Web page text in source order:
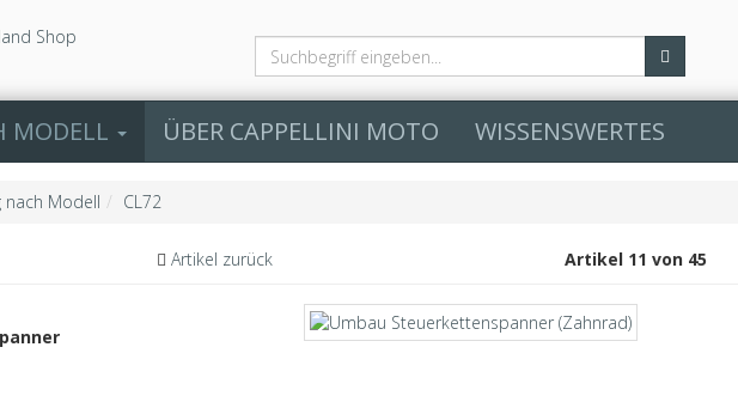
MODELL ÜBER CAPPELLINI MOTO WISSENSWERTES
nach Modell CL72
Artikel zurück Artikel 11 von 45